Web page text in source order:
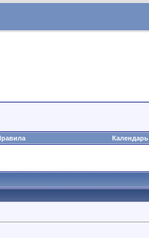
Календарь